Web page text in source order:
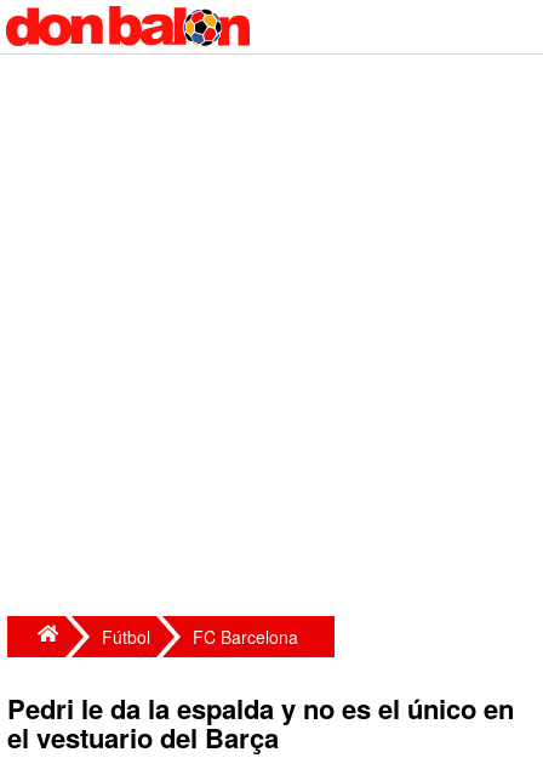
Fútbol FC Barcelona
Pedri le da la espalda y no es el único en
el vestuario del Barça